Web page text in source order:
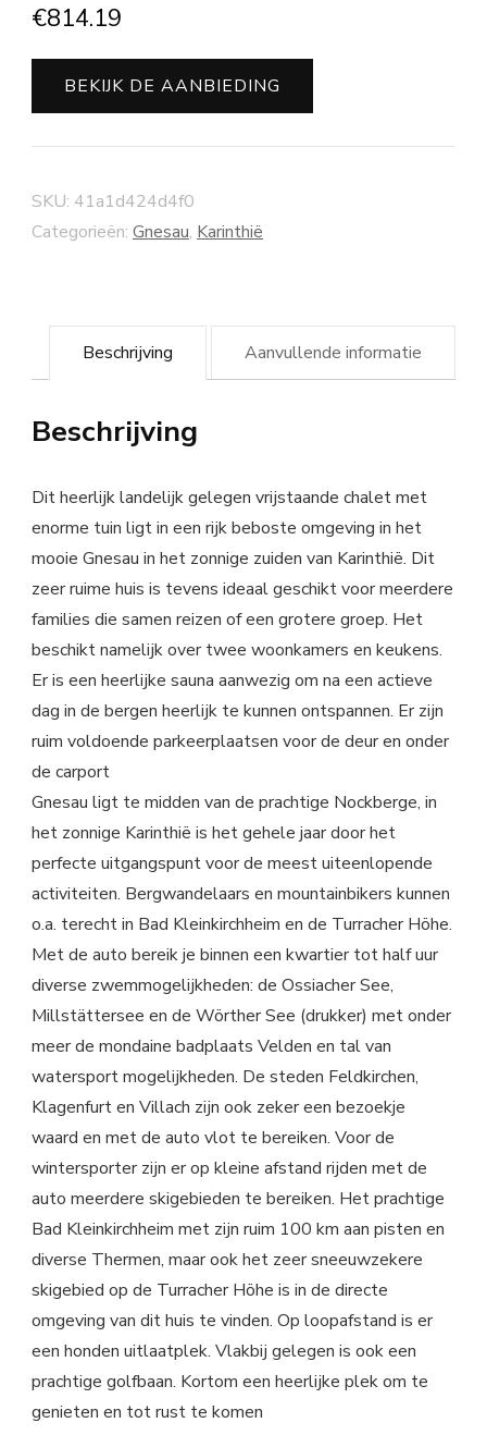
€814.19
BEKIJK DE AANBIEDING
SKU: 41a1d424d4f0
Categorieën: Gnesau, Karinthië
Beschrijving Aanvullende informatie
Beschrijving
Dit heerlijk landelijk gelegen vrijstaande chalet met
enorme tuin ligt in een rijk beboste omgeving in het
mooie Gnesau in het zonnige zuiden van Karinthië. Dit
zeer ruime huis is tevens ideaal geschikt voor meerdere
families die samen reizen of een grotere groep. Het
beschikt namelijk over twee woonkamers en keukens.
Er is een heerlijke sauna aanwezig om na een actieve
dag in de bergen heerlijk te kunnen ontspannen. Er zijn
ruim voldoende parkeerplaatsen voor de deur en onder
de carport
Gnesau ligt te midden van de prachtige Nockberge, in
het zonnige Karinthië is het gehele jaar door het
perfecte uitgangspunt voor de meest uiteenlopende
activiteiten. Bergwandelaars en mountainbikers kunnen
o.a. terecht in Bad Kleinkirchheim en de Turracher Höhe.
Met de auto bereik je binnen een kwartier tot half uur
diverse zwemmogelijkheden: de Ossiacher See,
Millstättersee en de Wörther See (drukker) met onder
meer de mondaine badplaats Velden en tal van
watersport mogelijkheden. De steden Feldkirchen,
Klagenfurt en Villach zijn ook zeker een bezoekje
waard en met de auto vlot te bereiken. Voor de
wintersporter zijn er op kleine afstand rijden met de
auto meerdere skigebieden te bereiken. Het prachtige
Bad Kleinkirchheim met zijn ruim 100 km aan pisten en
diverse Thermen, maar ook het zeer sneeuwzekere
skigebied op de Turracher Höhe is in de directe
omgeving van dit huis te vinden. Op loopafstand is er
een honden uitlaatplek. Vlakbij gelegen is ook een
prachtige golfbaan. Kortom een heerlijke plek om te
genieten en tot rust te komen